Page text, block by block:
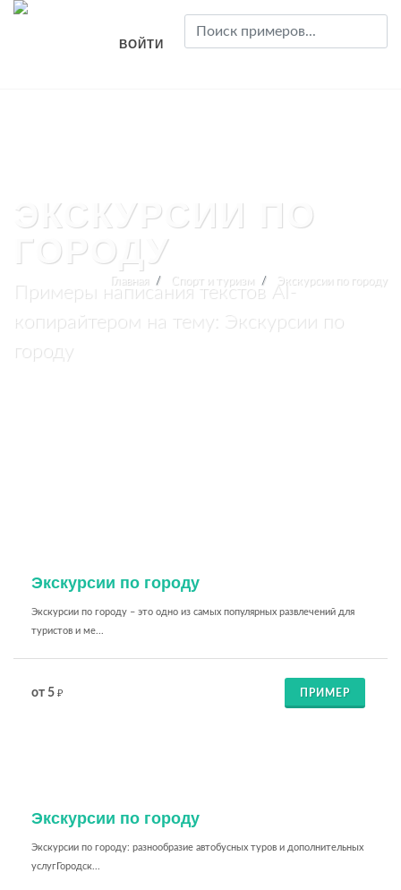
ВОЙТИ
ЭКСКУРСИИ ПО
ГОРОДУ
Примеры написания текстов AI-
копирайтером на тему: Экскурсии по
городу
Главная Спорт и туризм Экскурсии по городу
Экскурсии по городу
Экскурсии по городу – это одно из самых популярных развлечений для
туристов и ме...
от 5 ₽ ПРИМЕР
Экскурсии по городу
Экскурсии по городу: разнообразие автобусных туров и дополнительных
услугГородск...